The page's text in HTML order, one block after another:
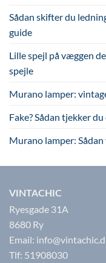
Sådan skifter du
guide
Lille spejl på væggen
spejle
Murano lamper:
Fake? Sådan tjekker
Murano lamper:
VINTACHIC
Ryesgade 31A
8680 Ry
Email:
Tlf: 51908030